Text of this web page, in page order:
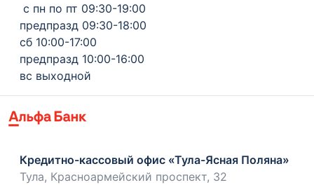
с пн по пт 09:30-19:00
предпразд 09:30-18:00
сб 10:00-17:00
предпразд 10:00-16:00
вс выходной
Кредитно-кассовый офис «Тула-Ясная Поляна»
Тула, Красноармейский проспект, 32